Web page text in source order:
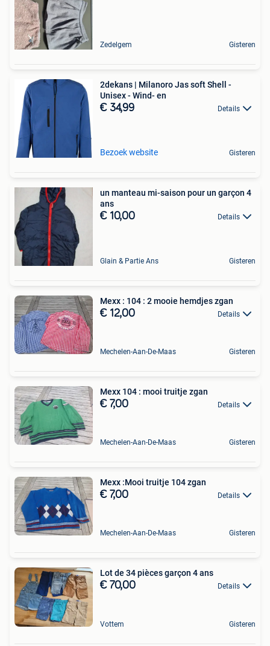
Zedelgem Gisteren
2dekans | Milanoro Jas soft Shell -
Unisex - Wind- en
€ 34,99 Details
Bezoek website Gisteren
un manteau mi-saison pour un garçon 4
ans
€ 10,00 Details
Glain & Partie Ans Gisteren
Mexx : 104 : 2 mooie hemdjes zgan
€ 12,00 Details
Mechelen-Aan-De-Maas Gisteren
Mexx 104 : mooi truitje zgan
€ 7,00 Details
Mechelen-Aan-De-Maas Gisteren
Mexx :Mooi truitje 104 zgan
€ 7,00 Details
Mechelen-Aan-De-Maas Gisteren
Lot de 34 pièces garçon 4 ans
€ 70,00 Details
Vottem Gisteren